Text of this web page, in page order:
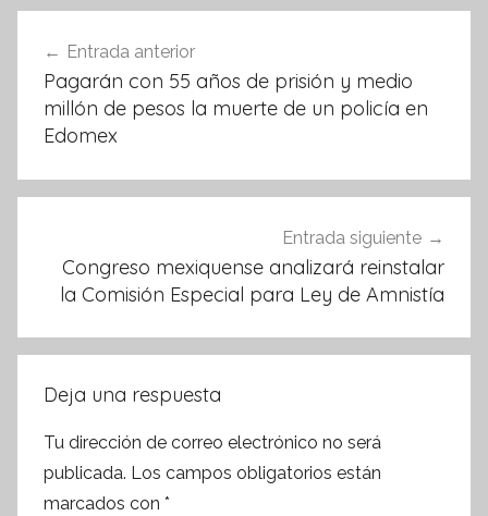
o
k
p
de
entradas
Entrada anterior
Pagarán con 55 años de prisión y medio
millón de pesos la muerte de un policía en
Edomex
Entrada siguiente
Congreso mexiquense analizará reinstalar
la Comisión Especial para Ley de Amnistía
Deja una respuesta
Tu dirección de correo electrónico no será
publicada. Los campos obligatorios están
marcados con *